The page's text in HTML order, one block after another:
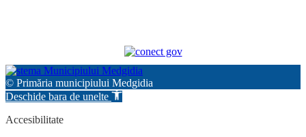
© Primăria municipiului Medgidia
Deschide bara de unelte
Accesibilitate